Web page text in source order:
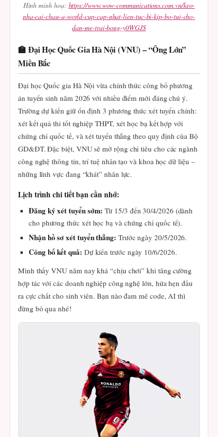
Hình minh hoạ: https://www.wow-communications.com.vn/keo-
nha-cai-chau-a-world-cup-cap-nhat-lien-tuc-bi-kip-bo-tui-cho-
dan-me-trai-bong-y0WGJS
🏫 Đại Học Quốc Gia Hà Nội (VNU) – “Ông Lớn”
Miền Bắc
Đại học Quốc gia Hà Nội vừa chính thức công bố phương
án tuyển sinh năm 2026 với nhiều điểm mới đáng chú ý.
Trường dự kiến giữ ổn định 3 phương thức xét tuyển chính:
xét kết quả thi tốt nghiệp THPT, xét học bạ kết hợp với
chứng chỉ quốc tế, và xét tuyển thẳng theo quy định của Bộ
GD&ĐT. Đặc biệt, VNU sẽ mở rộng chỉ tiêu cho các ngành
công nghệ thông tin, trí tuệ nhân tạo và khoa học dữ liệu –
những lĩnh vực đang “khát” nhân lực.
Lịch trình chi tiết bạn cần nhớ:
Đăng ký xét tuyển sớm: Từ 15/3 đến 30/4/2026 (dành
cho phương thức xét học bạ và chứng chỉ quốc tế).
Nhận hồ sơ xét tuyển thẳng: Trước ngày 20/5/2026.
Công bố kết quả: Dự kiến trước ngày 10/6/2026.
Mình thấy VNU năm nay khá “chịu chơi” khi tăng cường
hợp tác với các doanh nghiệp công nghệ lớn, hứa hẹn đầu
ra cực chất cho sinh viên. Bạn nào đam mê code, AI thì
đừng bỏ qua nhé!